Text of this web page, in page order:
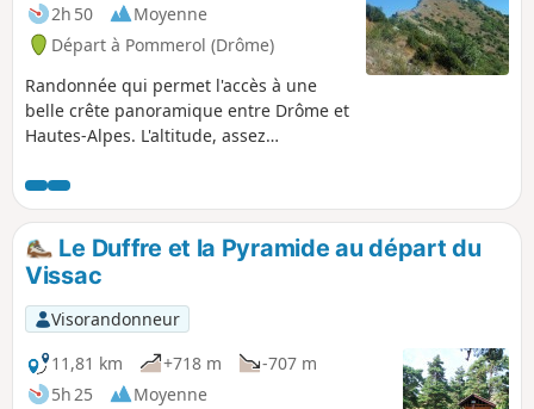
2h 50
Moyenne
Départ à Pommerol (Drôme)
Randonnée qui permet l'accès à une
belle crête panoramique entre Drôme et
Hautes-Alpes. L'altitude, assez
magnifique et un point de vue
exceptionnel à 360° sur le Rosanais,
depuis le Ventoux au Sud jusqu'au
Dévoluy et le Vercors côté Nord.
Le Duffre et la Pyramide au départ du
Vissac
Visorandonneur
11,81 km
+718 m
-707 m
5h 25
Moyenne